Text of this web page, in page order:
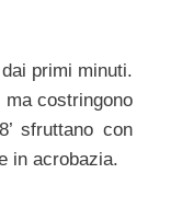
primi minuti.
costringono
sfruttano con
in acrobazia.